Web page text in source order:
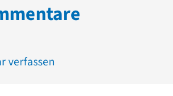
verfassen